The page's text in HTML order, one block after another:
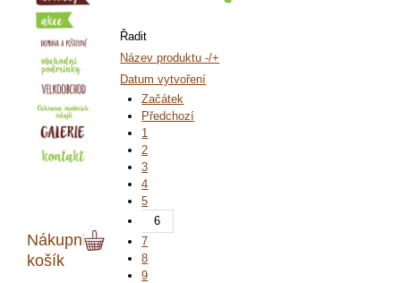
Nákupní
košík
Řadit
Název produktu -/+
Datum vytvoření
Začátek
Předchozí
1
2
3
4
5
6
7
8
9